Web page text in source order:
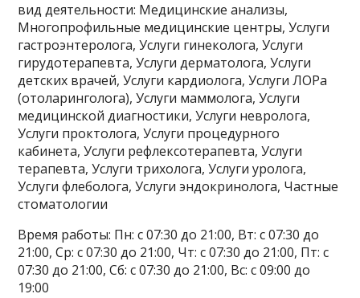
вид деятельности: Медицинские анализы,
Многопрофильные медицинские центры, Услуги
гастроэнтеролога, Услуги гинеколога, Услуги
гирудотерапевта, Услуги дерматолога, Услуги
детских врачей, Услуги кардиолога, Услуги ЛОРа
(отоларинголога), Услуги маммолога, Услуги
медицинской диагностики, Услуги невролога,
Услуги проктолога, Услуги процедурного
кабинета, Услуги рефлексотерапевта, Услуги
терапевта, Услуги трихолога, Услуги уролога,
Услуги флеболога, Услуги эндокринолога, Частные
стоматологии
Время работы: Пн: с 07:30 до 21:00, Вт: с 07:30 до
21:00, Ср: с 07:30 до 21:00, Чт: с 07:30 до 21:00, Пт: с
07:30 до 21:00, Сб: с 07:30 до 21:00, Вс: с 09:00 до
19:00